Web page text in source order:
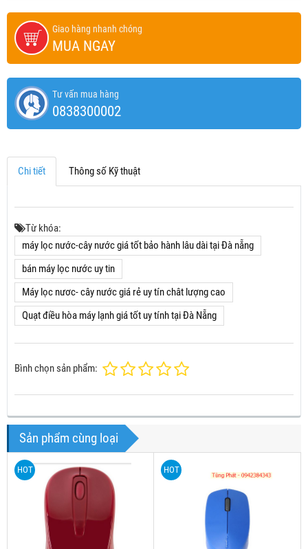
Giao hàng nhanh chóng
MUA NGAY
Tư vấn mua hàng
0838300002
Chi tiết Thông số Kỹ thuật
Từ khóa:
máy lọc nước-cây nước giá tốt bảo hành lâu dài tại Đà nẵng
bán máy lọc nước uy tin
Máy lọc nươc- cây nước giá rẻ uy tín chât lượng cao
Quạt điều hòa máy lạnh giá tốt uy tính tại Đà Nẵng
Bình chọn sản phẩm:
Sản phẩm cùng loại
HOT HOT